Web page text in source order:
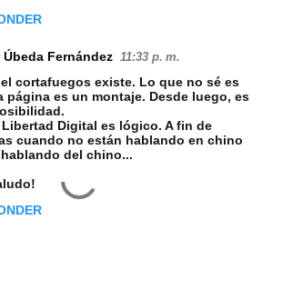
Úbeda Fernández 11:33 p. m.
cortafuegos existe. Lo que no sé es
página es un montaje. Desde luego, es
Digital es lógico. A fin de
cuando no están hablando en chino
del chino...